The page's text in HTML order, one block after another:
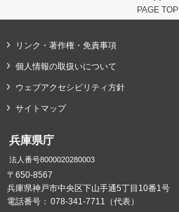
PAGE TOP
リンク・著作権・免責事項
個人情報の取扱いについて
ウェブアクセシビリティ方針
サイトマップ
兵庫県庁
法人番号8000020280003
〒650-8567
兵庫県神戸市中央区下山手通5丁目10番1号
電話番号： 078-341-7711（代表）